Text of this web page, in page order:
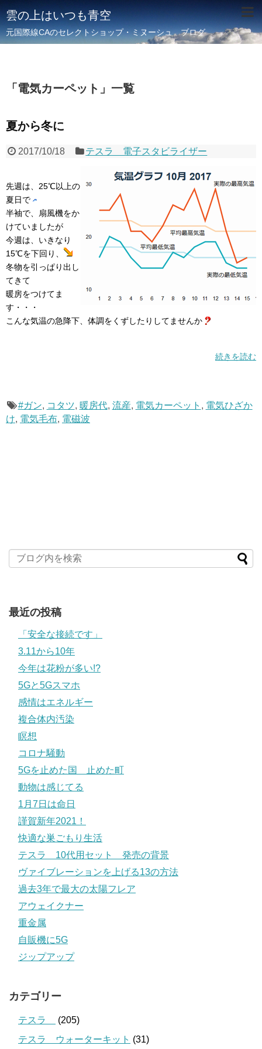
雲の上はいつも青空
元国際線CAのセレクトショップ・ミヌーシュ ブログ
「 電気カーペット 」 一覧
夏から冬に
2017/10/18 テスラ 電子スタビライザー
先週は、25℃以上の
夏日で
半袖で、扇風機をか
けていましたが
今週は、いきなり
15℃を下回り、
冬物を引っぱり出し
てきて
暖房をつけてま
す・・・
こんな気温の急降下、体調をくずしたりしてませんか
続きを読む
#ガン, コタツ, 暖房代, 流産, 電気カーペット , 電気ひざか
け, 電気毛布, 電磁波
最近の投稿
「安全な接続です」
3.11から10年
今年は花粉が多い!?
5Gと5Gスマホ
感情はエネルギー
複合体内汚染
瞑想
コロナ騒動
5Gを止めた国 止めた町
動物は感じてる
1月7日は命日
謹賀新年2021！
快適な巣ごもり生活
テスラ 10代用セット 発売の背景
ヴァイブレーションを上げる13の方法
過去3年で最大の太陽フレア
アウェイクナー
重金属
自販機に5G
ジップアップ
カテゴリー
テスラ
(205)
テスラ ウォーターキット (31)